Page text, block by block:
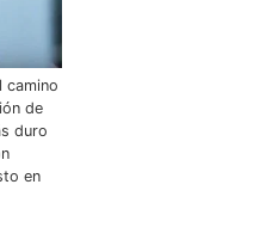
camino
de
duro
en